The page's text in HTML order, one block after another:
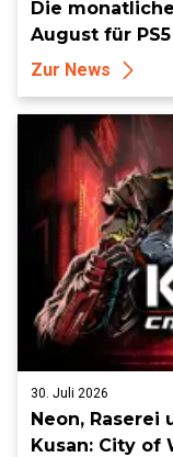
Die
August für
Zur News
30. Juli 2026
Neon,
Kusan: City of